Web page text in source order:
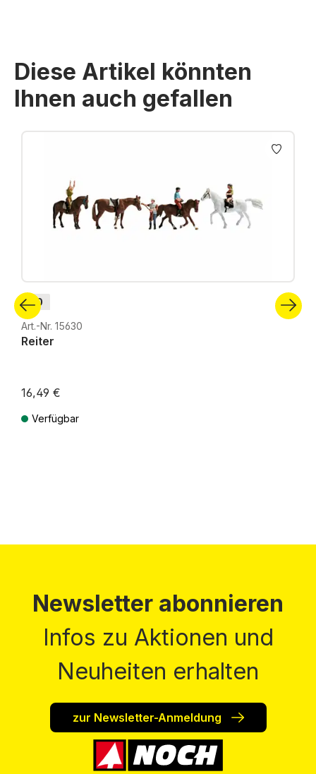
Diese Artikel könnten
Ihnen auch gefallen
Produktgalerie überspringen
H0
Art.-Nr. 15630
Reiter
16,49 €
Verfügbar
Newsletter abonnieren
Infos zu Aktionen und
Neuheiten erhalten
zur Newsletter-Anmeldung